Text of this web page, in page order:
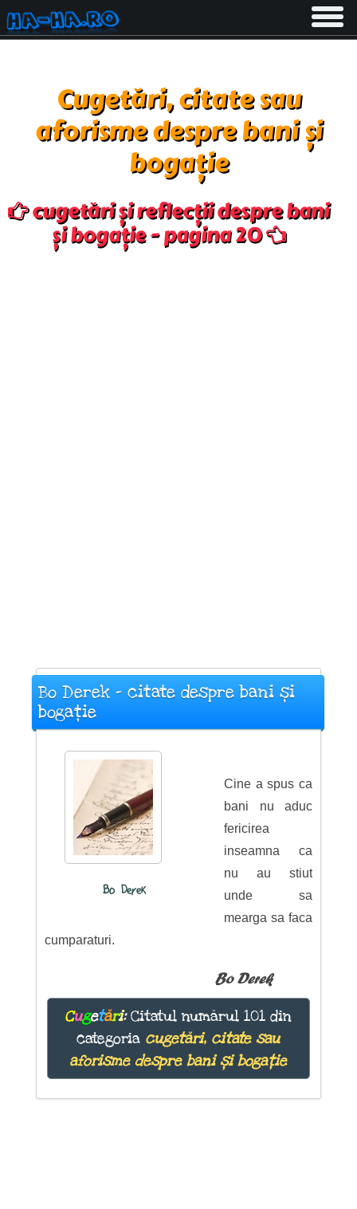
Toggle
Cugetări, citate sau
aforisme despre bani și
bogație
cugetări și reflecții despre bani
și bogație - pagina 20
Bo Derek - citate despre bani și
bogație
Bo Derek
Cine a spus ca
bani nu aduc
fericirea
inseamna ca
nu au stiut
unde sa
mearga sa faca
cumparaturi.
Bo Derek
Cugetări:Citatul numărul 101 din
categoria cugetări, citate sau
aforisme despre bani și bogație